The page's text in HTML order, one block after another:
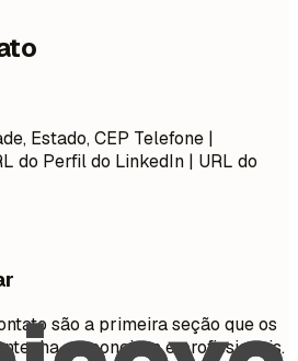
Estado, CEP Telefone |
do Perfil do LinkedIn | URL do
são a primeira seção que os
as concisas e profissionais.